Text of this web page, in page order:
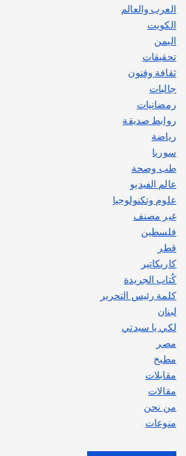
العرب والعالم
الكويت
اليمن
تحقيقات
ثقافة وفنون
جاليات
رمضانيات
روابط صديقة
رياضة
سوريا
طب وصحة
عالم الفيديو
علوم وتكنولوجيا
غير مصنف
فلسطين
قطر
كاريكاتير
كُتاب الجريدة
كلمة رئيس التحرير
لبنان
لكي يا سيدتي
مصر
مطبخ
مقابلات
مقالات
من نحن
منوعات